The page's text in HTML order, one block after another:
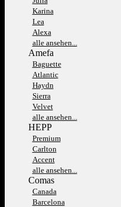
Karina
Lea
Alexa
alle ansehen...
Amefa
Baguette
Atlantic
Haydn
Sierra
Velvet
alle ansehen...
HEPP
Premium
Carlton
Accent
alle ansehen...
Comas
Canada
Barcelona